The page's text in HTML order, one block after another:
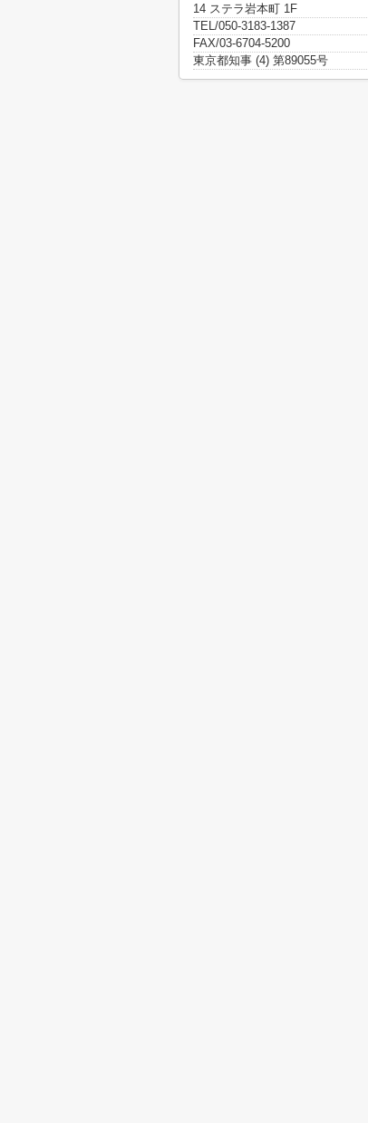
14 ステラ岩本町 1F
TEL/050-3183-1387
FAX/03-6704-5200
東京都知事 (4) 第89055号